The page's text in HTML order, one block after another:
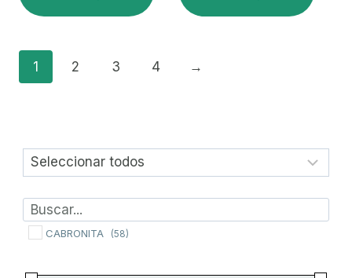
1 2 3 4 →
CABRONITA (58)